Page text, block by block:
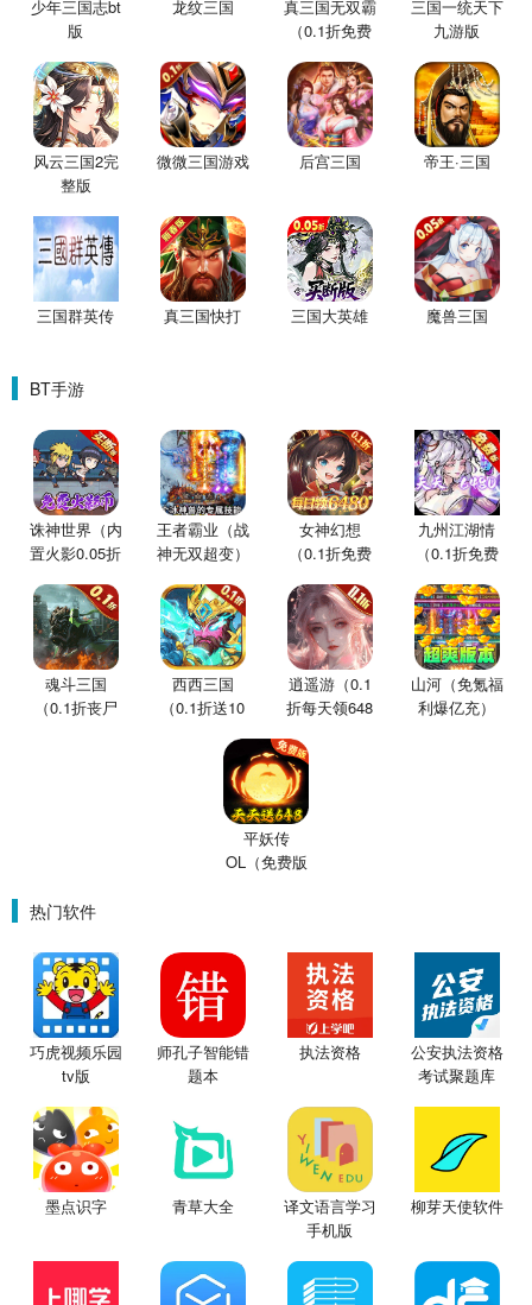
少年三国志bt
版
龙纹三国
真三国无双霸
（0.1折免费
三国一统天下
九游版
风云三国2完
整版
微微三国游戏 后宫三国 帝王·三国
三国群英传 真三国快打 三国大英雄 魔兽三国
BT手游
诛神世界（内
置火影0.05折
王者霸业（战
神无双超变）
女神幻想
（0.1折免费
九州江湖情
（0.1折免费
魂斗三国
（0.1折丧尸
西西三国
（0.1折送10
逍遥游（0.1
折每天领648
山河（免氪福
利爆亿充）
平妖传
OL（免费版
热门软件
巧虎视频乐园
tv版
师孔子智能错
题本
执法资格
公安执法资格
考试聚题库
墨点识字 青草大全
译文语言学习
手机版
柳芽天使软件